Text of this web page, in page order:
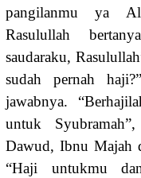
pangilanmu ya
Rasulullah
saudaraku,
sudah pernah
jawabnya.
untuk
Dawud, Ibnu Majah
“Haji untukmu